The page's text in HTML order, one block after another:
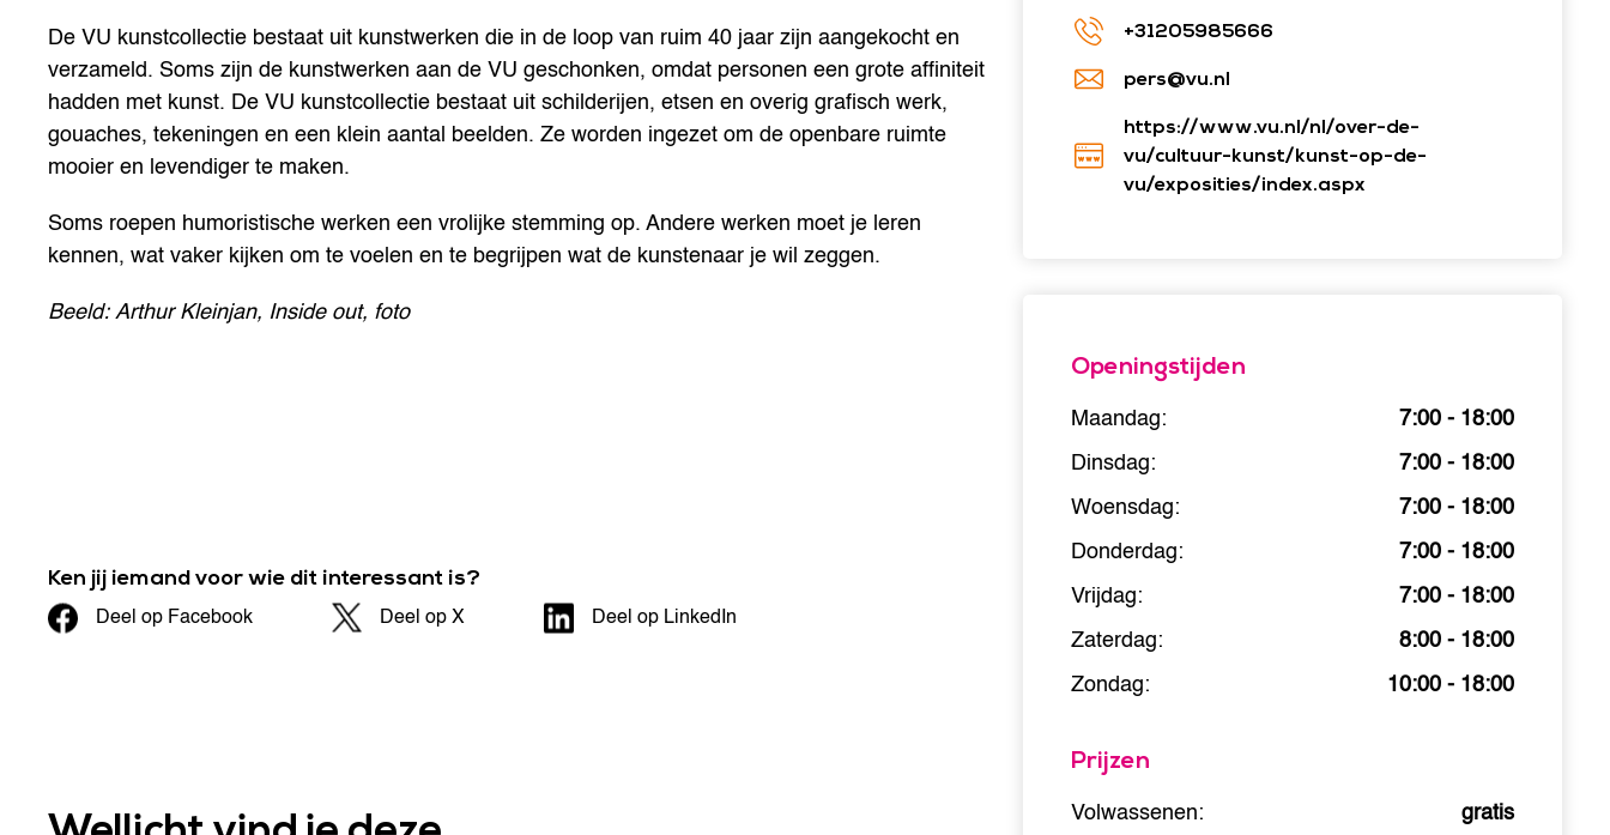
De VU kunstcollectie bestaat uit kunstwerken die in de loop van ruim 40 jaar zijn aangekocht en
verzameld. Soms zijn de kunstwerken aan de VU geschonken, omdat personen een grote affiniteit
hadden met kunst. De VU kunstcollectie bestaat uit schilderijen, etsen en overig grafisch werk,
gouaches, tekeningen en een klein aantal beelden. Ze worden ingezet om de openbare ruimte
mooier en levendiger te maken.
Soms roepen humoristische werken een vrolijke stemming op. Andere werken moet je leren
kennen, wat vaker kijken om te voelen en te begrijpen wat de kunstenaar je wil zeggen.
Beeld: Arthur Kleinjan, Inside out, foto
Ken jij iemand voor wie dit interessant is?
Deel op Facebook Deel op X Deel op LinkedIn
+31205985666
pers@vu.nl
https://www.vu.nl/nl/over-de-
vu/cultuur-kunst/kunst-op-de-
vu/exposities/index.aspx
Openingstijden
Maandag:
7:00 - 18:00
Dinsdag:
7:00 - 18:00
Woensdag:
7:00 - 18:00
Donderdag:
7:00 - 18:00
Vrijdag:
7:00 - 18:00
Zaterdag:
8:00 - 18:00
Zondag:
10:00 - 18:00
Prijzen
Volwassenen:
gratis